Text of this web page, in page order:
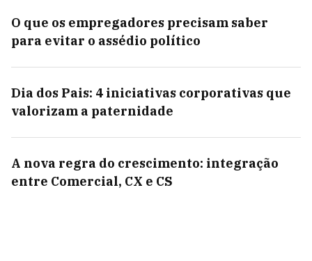
O que os empregadores precisam saber
para evitar o assédio político
Dia dos Pais: 4 iniciativas corporativas que
valorizam a paternidade
A nova regra do crescimento: integração
entre Comercial, CX e CS